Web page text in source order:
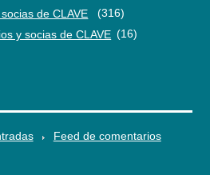
de CLAVE
(316)
y socias de CLAVE (16)
Feed de comentarios